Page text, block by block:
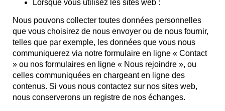
Lorsque vous utilisez les sites web :
Nous pouvons collecter toutes données personnelles
que vous choisirez de nous envoyer ou de nous fournir,
telles que par exemple, les données que vous nous
communiquerez via notre formulaire en ligne « Contact
» ou nos formulaires en ligne « Nous rejoindre », ou
celles communiquées en chargeant en ligne des
contenus. Si vous nous contactez sur nos sites web,
nous conserverons un registre de nos échanges.